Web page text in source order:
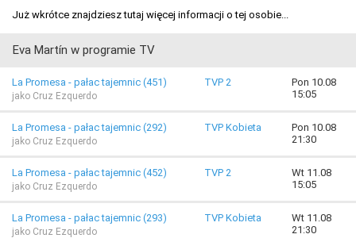
Już wkrótce znajdziesz tutaj więcej informacji o tej osobie...
Eva Martín w programie TV
La Promesa - pałac tajemnic (451)
jako Cruz Ezquerdo
TVP 2
Pon 10.08
15:05
La Promesa - pałac tajemnic (292)
jako Cruz Ezquerdo
TVP Kobieta
Pon 10.08
21:30
La Promesa - pałac tajemnic (452)
jako Cruz Ezquerdo
TVP 2
Wt 11.08
15:05
La Promesa - pałac tajemnic (293)
jako Cruz Ezquerdo
TVP Kobieta
Wt 11.08
21:30